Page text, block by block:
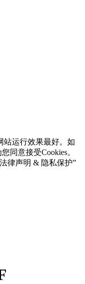
站运行效果最好。如
同意接受Cookies。
律声明 & 隐私保护”